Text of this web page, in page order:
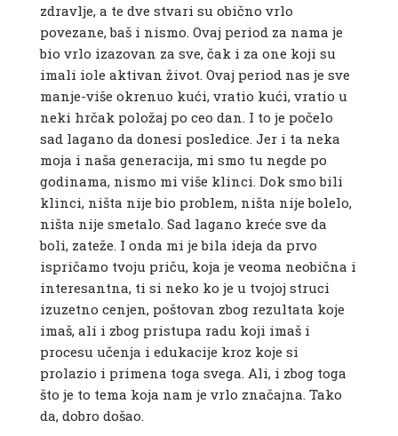
zdravlje, a te dve stvari su obično vrlo
povezane, baš i nismo. Ovaj period za nama je
bio vrlo izazovan za sve, čak i za one koji su
imali iole aktivan život. Ovaj period nas je sve
manje-više okrenuo kući, vratio kući, vratio u
neki hrčak položaj po ceo dan. I to je počelo
sad lagano da donesi posledice. Jer i ta neka
moja i naša generacija, mi smo tu negde po
godinama, nismo mi više klinci. Dok smo bili
klinci, ništa nije bio problem, ništa nije bolelo,
ništa nije smetalo. Sad lagano kreće sve da
boli, zateže. I onda mi je bila ideja da prvo
ispričamo tvoju priču, koja je veoma neobična i
interesantna, ti si neko ko je u tvojoj struci
izuzetno cenjen, poštovan zbog rezultata koje
imaš, ali i zbog pristupa radu koji imaš i
procesu učenja i edukacije kroz koje si
prolazio i primena toga svega. Ali, i zbog toga
što je to tema koja nam je vrlo značajna. Tako
da, dobro došao.